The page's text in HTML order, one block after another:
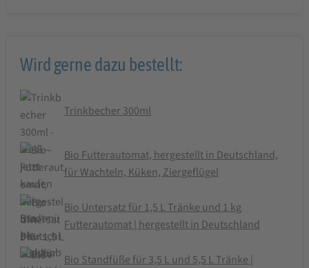
Wird gerne dazu bestellt:
Trinkbecher 300ml
Bio Futterautomat, hergestellt in Deutschland,
für Wachteln, Küken, Ziergeflügel
Bio Untersatz für 1,5 L Tränke und 1 kg
Futterautomat | hergestellt in Deutschland
Bio Standfüße für 3,5 L und 5,5 L Tränke |